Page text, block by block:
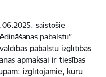
saistošie
pabalstu”
pabalstu izglītības
apmaksai ir tiesības
izglītojamie, kuru